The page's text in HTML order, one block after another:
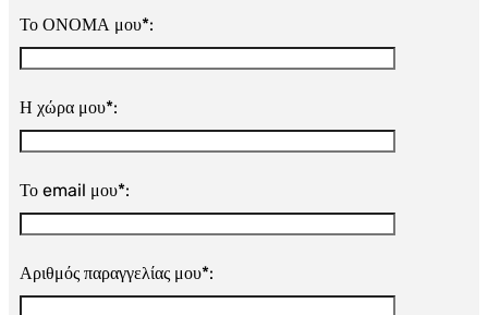
Το ΟΝΟΜΑ μου*:
Η χώρα μου*:
Το email μου*:
Αριθμός παραγγελίας μου*: